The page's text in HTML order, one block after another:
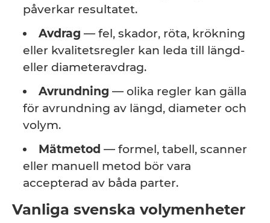
påverkar resultatet.
Avdrag — fel, skador, röta, krökning
eller kvalitetsregler kan leda till längd-
eller diameteravdrag.
Avrundning — olika regler kan gälla
för avrundning av längd, diameter och
volym.
Mätmetod — formel, tabell, scanner
eller manuell metod bör vara
accepterad av båda parter.
Vanliga svenska volymenheter